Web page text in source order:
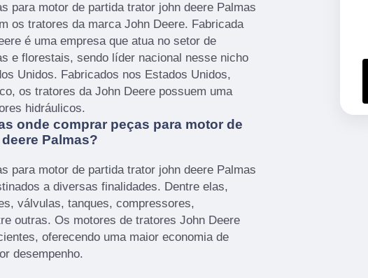
para motor de partida trator john deere Palmas
os tratores da marca John Deere. Fabricada
é uma empresa que atua no setor de
e florestais, sendo líder nacional nesse nicho
Unidos. Fabricados nos Estados Unidos,
os tratores da John Deere possuem uma
hidráulicos.
onde comprar peças para motor de
Palmas?
para motor de partida trator john deere Palmas
a diversas finalidades. Dentre elas,
válvulas, tanques, compressores,
outras. Os motores de tratores John Deere
oferecendo uma maior economia de
desempenho.